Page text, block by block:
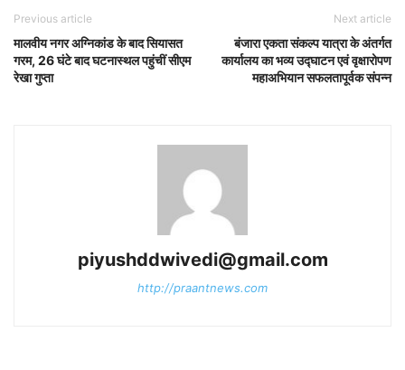
Previous article
मालवीय नगर अग्निकांड के बाद सियासत
गरम, 26 घंटे बाद घटनास्थल पहुंचीं सीएम
रेखा गुप्ता
Next article
बंजारा एकता संकल्प यात्रा के अंतर्गत
कार्यालय का भव्य उद्घाटन एवं वृक्षारोपण
महाअभियान सफलतापूर्वक संपन्न
piyushddwivedi@gmail.com
http://praantnews.com